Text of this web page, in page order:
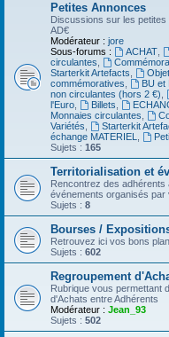
Petites Annonces
Discussions sur les
AD€
Modérateur : jore
Sous-forums :
ACHAT,
circulantes
Starterkit Artefacts
commémoratives
BU et
non circulantes (hors 2 €)
l'Euro
Billets
Monnaies circulantes
Variétés
Starterkit
échange MATERIEL
Sujets : 165
Territorialisation et
Rencontrez des
événements organisés par
Sujets : 8
Bourses /
Retrouvez ici vos bons
Sujets : 602
Regroupement
Rubrique vous permettant
d'Achats entre Adhérents
Modérateur : Jean_93
Sujets : 502